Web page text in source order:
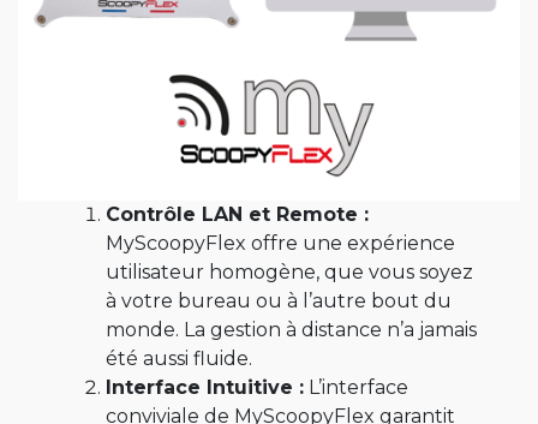
Contrôle LAN et Remote :
MyScoopyFlex offre une expérience
utilisateur homogène, que vous soyez
à votre bureau ou à l’autre bout du
monde. La gestion à distance n’a jamais
été aussi fluide.
Interface Intuitive : L’interface
conviviale de MyScoopyFlex garantit